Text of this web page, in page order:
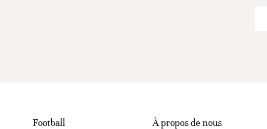
Football À propos de nous